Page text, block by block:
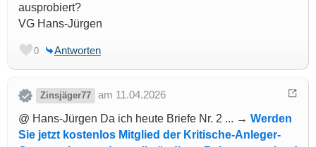
ausprobiert?
VG Hans-Jürgen
0 Antworten
Zinsjäger77
am 11.04.2026
@ Hans-Jürgen Da ich heute Briefe Nr. 2 ... → Werden
Sie jetzt kostenlos Mitglied der Kritische-Anleger-